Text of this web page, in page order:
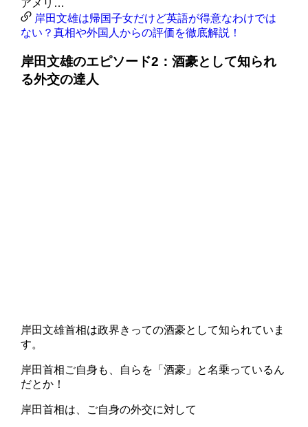
アメリ…
岸田文雄は帰国子女だけど英語が得意なわけでは
ない？真相や外国人からの評価を徹底解説！
岸田文雄のエピソード2：酒豪として知られ
る外交の達人
岸田文雄首相は政界きっての酒豪として知られていま
す。
岸田首相ご自身も、自らを「酒豪」と名乗っているん
だとか！
岸田首相は、ご自身の外交に対して